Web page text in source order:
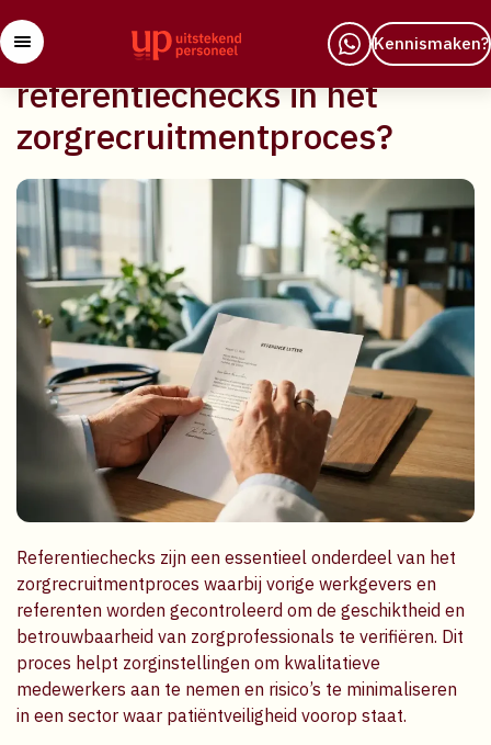
Kennismaken?
29 april 2026
Wat is de rol van
referentiechecks in het
zorgrecruitmentproces?
Referentiechecks zijn een essentieel onderdeel van het
zorgrecruitmentproces waarbij vorige werkgevers en
referenten worden gecontroleerd om de geschiktheid en
betrouwbaarheid van zorgprofessionals te verifiëren. Dit
proces helpt zorginstellingen om kwalitatieve
medewerkers aan te nemen en risico’s te minimaliseren
in een sector waar patiëntveiligheid voorop staat.